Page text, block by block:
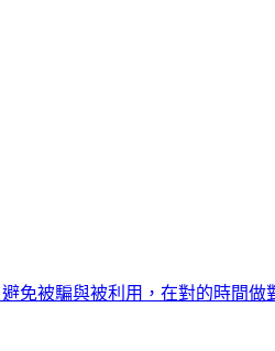
免被騙與被利用，在對的時間做